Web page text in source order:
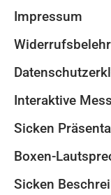
Impressum
Interaktive
Sicken
Boxen-
Sicken